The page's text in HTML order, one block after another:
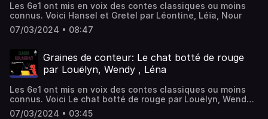
Les 6e1 ont mis en voix des contes classiques ou moins
connus. Voici Hansel et Gretel par Léontine, Léïa, Nour
07/03/2024 • 08:47
Graines de conteur: Le chat botté de rouge
par Louëlyn, Wendy , Léna
Les 6e1 ont mis en voix des contes classiques ou moins
connus. Voici Le chat botté de rouge par Louëlyn, Wendy ,
Léna
07/03/2024 • 03:45